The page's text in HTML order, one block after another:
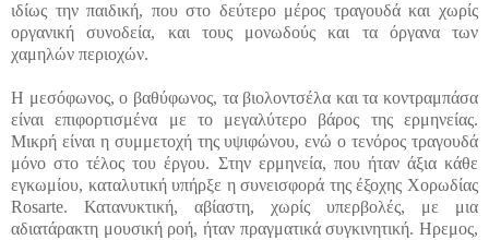
ιδίως την παιδική, που στο δεύτερο μέρος τραγουδά και χωρίς
οργανική συνοδεία, και τους μονωδούς και τα όργανα των
χαμηλών περιοχών.
Η μεσόφωνος, ο βαθύφωνος, τα βιολοντσέλα και τα κοντραμπάσα
είναι επιφορτισμένα με το μεγαλύτερο βάρος της ερμηνείας.
Μικρή είναι η συμμετοχή της υψιφώνου, ενώ ο τενόρος τραγουδά
μόνο στο τέλος του έργου. Στην ερμηνεία, που ήταν άξια κάθε
εγκωμίου, καταλυτική υπήρξε η συνεισφορά της έξοχης Χορωδίας
Rosarte. Κατανυκτική, αβίαστη, χωρίς υπερβολές, με μια
αδιατάρακτη μουσική ροή, ήταν πραγματικά συγκινητική. Ηρεμος,